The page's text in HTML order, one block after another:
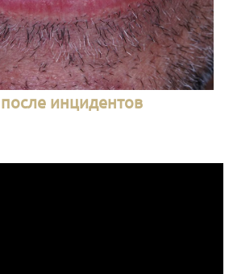
инцидентов